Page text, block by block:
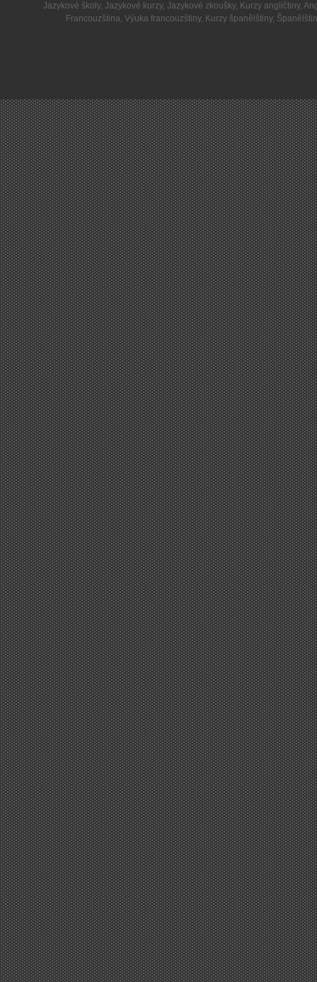
Jazykové školy, Jazykové kurzy, Jazykové zkoušky, Kurzy angličtiny,
Francouzština,Výuka francouzštiny, Kurzy španělštiny,